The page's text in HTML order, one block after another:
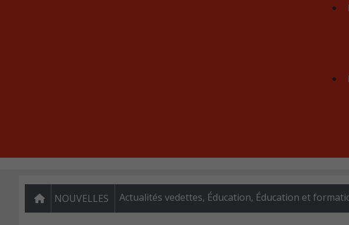
NOUVELLES Actualités vedettes, Éducation, Éducation et